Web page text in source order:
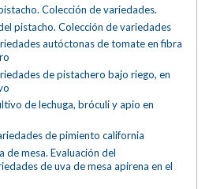
Colección de variedades.
pistacho. Colección de variedades
autóctonas de tomate en fibra
de pistachero bajo riego, en
de lechuga, bróculi y apio en
de pimiento california
de mesa. Evaluación del
de uva de mesa apirena en el